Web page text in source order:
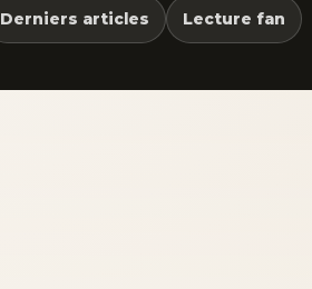
Derniers articles Lecture fan